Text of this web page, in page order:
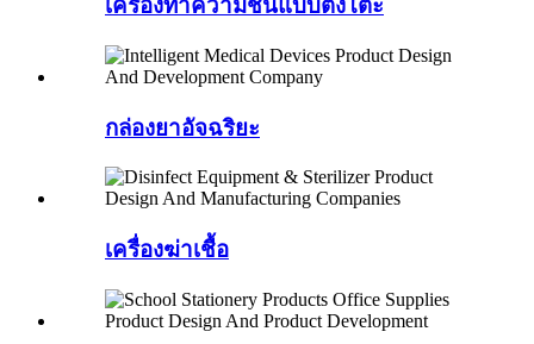
เครื่องทำความชื้นแบบตั้งโต๊ะ
กล่องยาอัจฉริยะ
เครื่องฆ่าเชื้อ